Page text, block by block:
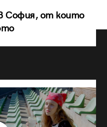
София, от които